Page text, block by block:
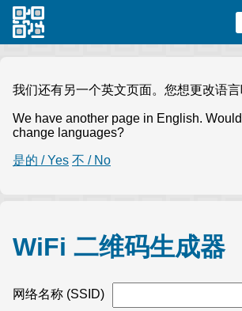
我们还有另一个英文页面。您想更改语言
We have another page in English.
change languages?
是的 / Yes 不 / No
WiFi 二维码生成器
网络名称 (SSID)